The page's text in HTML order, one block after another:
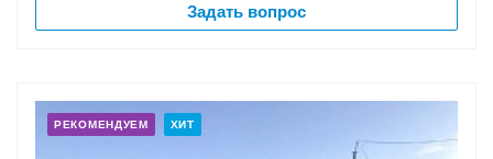
Задать вопрос
РЕКОМЕНДУЕМ ХИТ